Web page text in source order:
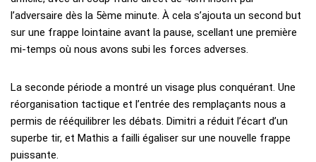
l’adversaire dès la 5ème minute. À cela s’ajouta un second but
sur une frappe lointaine avant la pause, scellant une première
mi-temps où nous avons subi les forces adverses.
La seconde période a montré un visage plus conquérant. Une
réorganisation tactique et l’entrée des remplaçants nous a
permis de rééquilibrer les débats. Dimitri a réduit l’écart d’un
superbe tir, et Mathis a failli égaliser sur une nouvelle frappe
puissante.